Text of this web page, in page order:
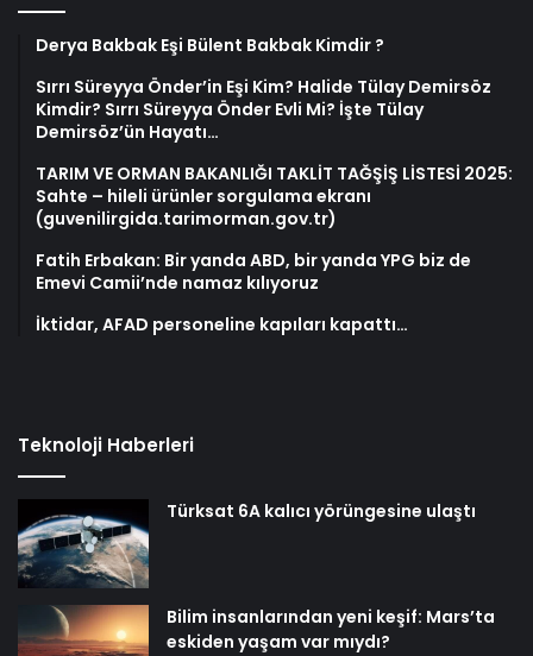
Derya Bakbak Eşi Bülent Bakbak Kimdir ?
Sırrı Süreyya Önder’in Eşi Kim? Halide Tülay Demirsöz
Kimdir? Sırrı Süreyya Önder Evli Mi? İşte Tülay
Demirsöz’ün Hayatı…
TARIM VE ORMAN BAKANLIĞI TAKLİT TAĞŞİŞ LİSTESİ 2025:
Sahte – hileli ürünler sorgulama ekranı
(guvenilirgida.tarimorman.gov.tr)
Fatih Erbakan: Bir yanda ABD, bir yanda YPG biz de
Emevi Camii’nde namaz kılıyoruz
İktidar, AFAD personeline kapıları kapattı…
Teknoloji Haberleri
Türksat 6A kalıcı yörüngesine ulaştı
Bilim insanlarından yeni keşif: Mars’ta
eskiden yaşam var mıydı?